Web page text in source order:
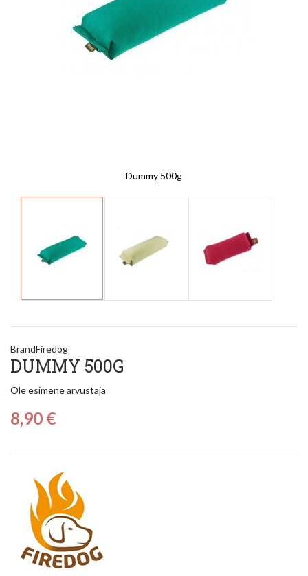
Dummy 500g
BrandFiredog
DUMMY 500G
Ole esimene arvustaja
8,90 €